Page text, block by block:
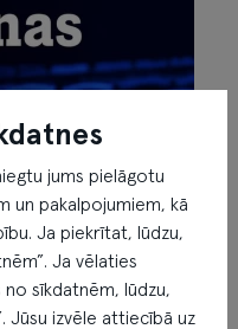
jums pielāgotu
un pakalpojumiem, kā
Ja piekrītat, lūdzu,
Ja vēlaties
sīkdatnēm, lūdzu,
Jūsu izvēle attiecībā uz